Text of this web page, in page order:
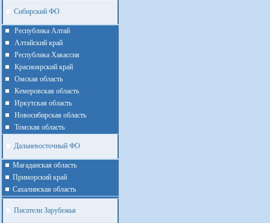
Сибирский ФО
Республика Алтай
Алтайcкий край
Республика Хакассия
Красноярский край
Омская область
Кемеровская область
Иркутская область
Новосибирская область
Томская область
Дальневосточный ФО
Магаданская область
Приморский край
Cахалинская область
Писатели Зарубежья